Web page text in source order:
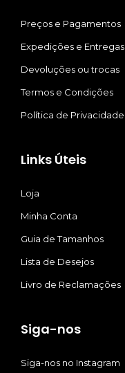
Preços e Pagamentos
Expedições e Entregas
Devoluções ou trocas
Termos e Condições
Política de Privacidade
Links Úteis
Loja
Minha Conta
Guia de Tamanhos
Lista de Desejos
Livro de Reclamações
Siga-nos
Siga-nos no Instagram